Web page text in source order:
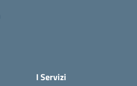
I Servizi